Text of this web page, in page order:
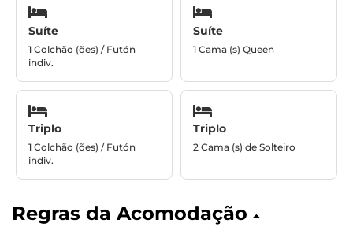
Suíte
1 Colchão (ões) / Futón
indiv.
Suíte
1 Cama (s) Queen
Triplo
1 Colchão (ões) / Futón
indiv.
Triplo
2 Cama (s) de Solteiro
Regras da Acomodação